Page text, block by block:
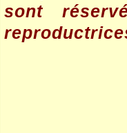
sont